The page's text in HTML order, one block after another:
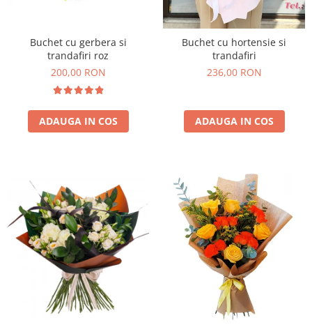
Buchet cu gerbera si
trandafiri roz
200,00 RON
ADAUGA IN COS
Buchet cu hortensie si
trandafiri
236,00 RON
ADAUGA IN COS